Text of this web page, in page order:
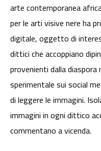
arte contemporanea
per le arti visive nere ha
digitale, oggetto di
dittici che accoppiano
provenienti dalla
sperimentale sui social
di leggere le immagini.
immagini in ogni dittico
commentano a vicenda.